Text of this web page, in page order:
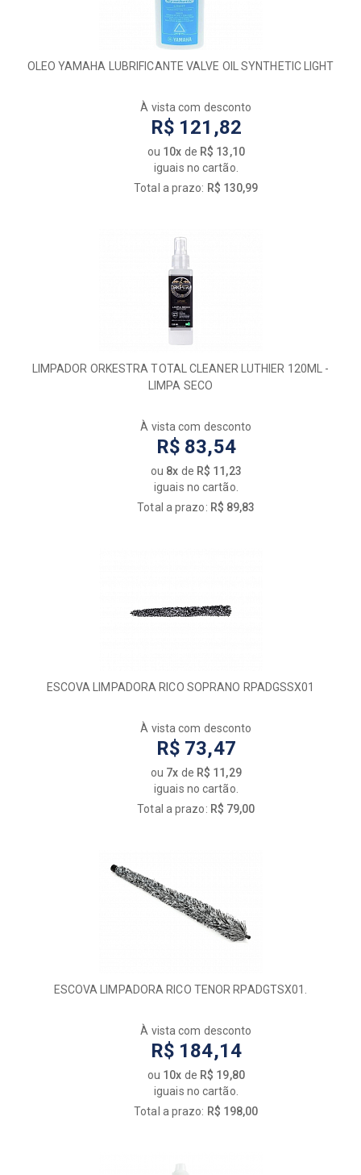
OLEO YAMAHA LUBRIFICANTE VALVE OIL SYNTHETIC LIGHT
À vista com desconto
R$ 121,82
ou 10x de R$ 13,10
iguais no cartão.
Total a prazo: R$ 130,99
LIMPADOR ORKESTRA TOTAL CLEANER LUTHIER 120ML -
LIMPA SECO
À vista com desconto
R$ 83,54
ou 8x de R$ 11,23
iguais no cartão.
Total a prazo: R$ 89,83
ESCOVA LIMPADORA RICO SOPRANO RPADGSSX01
À vista com desconto
R$ 73,47
ou 7x de R$ 11,29
iguais no cartão.
Total a prazo: R$ 79,00
ESCOVA LIMPADORA RICO TENOR RPADGTSX01.
À vista com desconto
R$ 184,14
ou 10x de R$ 19,80
iguais no cartão.
Total a prazo: R$ 198,00